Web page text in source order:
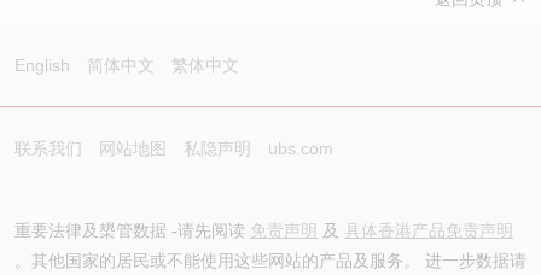
English 简体中文 繁体中文
联系我们 网站地图 私隐声明 ubs.com
重要法律及槼管数据 -请先阅读 免责声明 及 具体香港产品免责声明
。其他国家的居民或不能使用这些网站的产品及服务。 进一步数据请